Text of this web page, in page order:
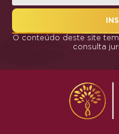
O conteúdo deste site
consulta